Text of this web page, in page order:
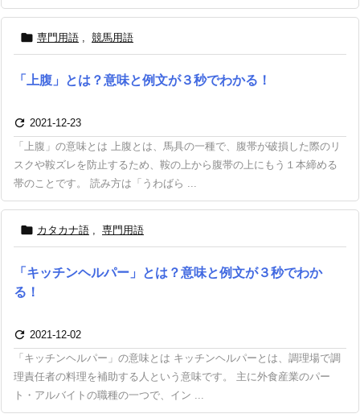
 専門用語 , 競馬用語
「上腹」とは？意味と例文が３秒でわかる！
 2021-12-23
「上腹」の意味とは 上腹とは、馬具の一種で、腹帯が破損した際のリ
スクや鞍ズレを防止するため、鞍の上から腹帯の上にもう１本締める
帯のことです。 読み方は「うわばら ...
 カタカナ語 , 専門用語
「キッチンヘルパー」とは？意味と例文が３秒でわか
る！
 2021-12-02
「キッチンヘルパー」の意味とは キッチンヘルパーとは、調理場で調
理責任者の料理を補助する人という意味です。 主に外食産業のパー
ト・アルバイトの職種の一つで、イン ...